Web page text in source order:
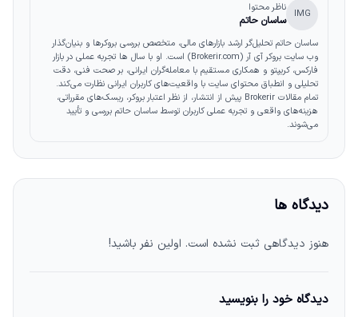
IMG ناظر محتوا
ساسان حاتم
ساسان حاتم تحلیل‌گر ارشد بازارهای مالی، متخصص بررسی بروکرها و بنیان‌گذار
وب‌ سایت بروکر آی آر (Brokerir.com) است. او با سال‌ ها تجربه عملی در بازار
فارکس، کریپتو و همکاری مستقیم با معامله‌گران ایرانی، بر صحت فنی، دقت
تحلیلی و انطباق محتوای سایت با واقعیت‌های کاربران ایرانی نظارت می‌کند.
تمام مقالات Brokerir پیش از انتشار، از نظر اعتبار بروکر، ریسک‌های مقرراتی،
هزینه‌های واقعی و تجربه عملی کاربران توسط ساسان حاتم بررسی و تأیید
می‌شوند.
دیدگاه ها
هنوز دیدگاهی ثبت نشده است. اولین نفر باشید!
دیدگاه خود را بنویسید